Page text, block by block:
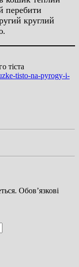
перебити
круглий
тіста
tisto-na-pyrogy-i-
Обов’язкові